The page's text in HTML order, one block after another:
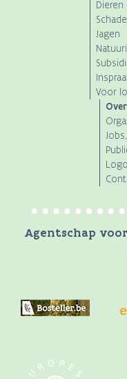
Jagen
Voor
Agentschap